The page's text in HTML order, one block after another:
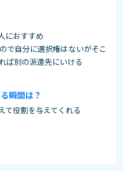
におすすめ
で自分に選択権はないがそこ
ば別の派遣先にいける
瞬間は？
て役割を与えてくれる